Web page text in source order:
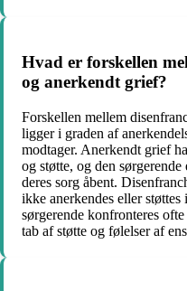
Hvad er forskellen
og anerkendt grief?
Forskellen mellem
ligger i graden af
modtager. Anerkendt grief
og støtte, og den
deres sorg åbent.
ikke anerkendes eller
sørgerende konfronteres
tab af støtte og følelser af